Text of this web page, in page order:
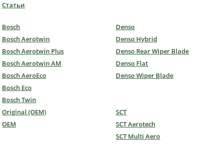
Статьи
Bosch
Bosch Aerotwin
Bosch Aerotwin Plus
Bosch Aerotwin AM
Bosch AeroEco
Bosch Eco
Bosch Twin
Denso
Denso Hybrid
Denso Rear Wiper Blade
Denso Flat
Denso Wiper Blade
Original (OEM)
OEM
SCT
SCT Aerotech
SCT Multi Aero